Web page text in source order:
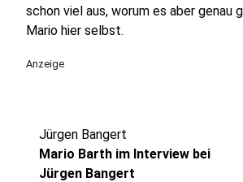
schon viel aus, worum es aber genau
Mario hier selbst.
Anzeige
Jürgen Bangert
Mario Barth im Interview bei
Jürgen Bangert